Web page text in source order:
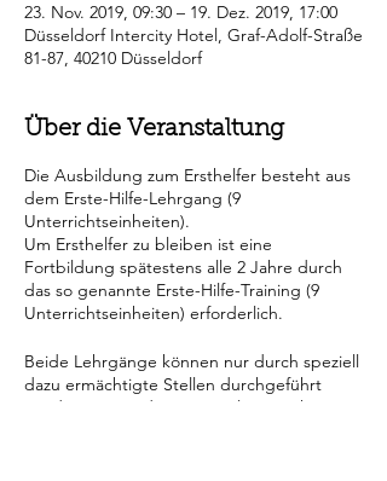
23. Nov. 2019, 09:30 – 19. Dez. 2019, 17:00
Düsseldorf Intercity Hotel, Graf-Adolf-Straße
81-87, 40210 Düsseldorf
Über die Veranstaltung
Die Ausbildung zum Ersthelfer besteht aus
dem Erste-Hilfe-Lehrgang (9
Unterrichtseinheiten).
Um Ersthelfer zu bleiben ist eine
Fortbildung spätestens alle 2 Jahre durch
das so genannte Erste-Hilfe-Training (9
Unterrichtseinheiten) erforderlich.
Beide Lehrgänge können nur durch speziell
dazu ermächtigte Stellen durchgeführt
werden. Wir sind seit 2005 als ermächtigte